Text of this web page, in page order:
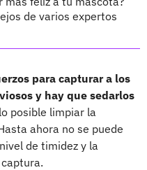
de varios expertos
para capturar a los
y hay que sedarlos
posible limpiar la
ahora no se puede
de timidez y la